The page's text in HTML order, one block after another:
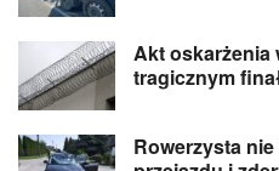
Akt oskarżenia
tragicznym
Rowerzysta